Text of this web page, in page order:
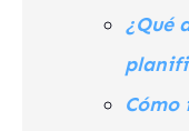
¿Qué